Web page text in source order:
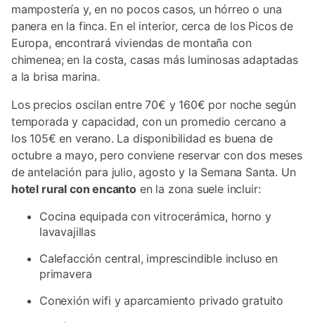
mampostería y, en no pocos casos, un hórreo o una
panera en la finca. En el interior, cerca de los Picos de
Europa, encontrará viviendas de montaña con
chimenea; en la costa, casas más luminosas adaptadas
a la brisa marina.
Los precios oscilan entre 70€ y 160€ por noche según
temporada y capacidad, con un promedio cercano a
los 105€ en verano. La disponibilidad es buena de
octubre a mayo, pero conviene reservar con dos meses
de antelación para julio, agosto y la Semana Santa. Un
hotel rural con encantoen la zona suele incluir:
Cocina equipada con vitrocerámica, horno y
lavavajillas
Calefacción central, imprescindible incluso en
primavera
Conexión wifi y aparcamiento privado gratuito